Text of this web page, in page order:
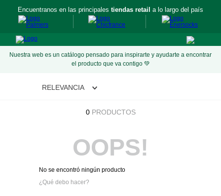
Encuentranos en las principales tiendas retail a lo largo del país
Nuestra web es un catálogo pensado para inspirarte y ayudarte a encontrar
el producto que va contigo 💚
RELEVANCIA
0 PRODUCTOS
OOPS!
No se encontró ningún producto
¿Qué debo hacer?